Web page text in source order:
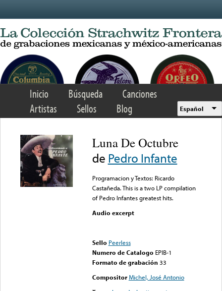
Inicio Búsqueda
Canciones
Artistas
Sellos Blog Español
Luna De Octubre
de Pedro Infante
Programacion y Textos: Ricardo
Castañeda. This is a two LP compilation
of Pedro Infantes greatest hits.
Audio excerpt
Sello Peerless
Numero de Catalogo EPIB-1
Formato de grabación 33
Compositor Michel, José Antonio